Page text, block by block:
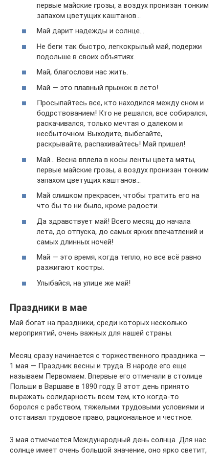
первые майские грозы, а воздух пронизан тонким
запахом цветущих каштанов…
Май дарит надежды и солнце…
Не беги так быстро, легкокрылый май, подержи
подольше в своих объятиях.
Май, благослови нас жить.
Май ― это плавный прыжок в лето!
Просыпайтесь все, кто находился между сном и
бодрствованием! Кто не решался, все собирался,
раскачивался, только мечтая о далеком и
несбыточном. Выходите, выбегайте,
раскрывайте, распахивайтесь! Май пришел!
Май… Весна вплела в косы ленты цвета мяты,
первые майские грозы, а воздух пронизан тонким
запахом цветущих каштанов…
Май слишком прекрасен, чтобы тратить его на
что бы то ни было, кроме радости.
Да здравствует май! Всего месяц до начала
лета, до отпуска, до самых ярких впечатлений и
самых длинных ночей!
Май — это время, когда тепло, но все всё равно
разжигают костры.
Улыбайся, на улице же май!
Праздники в мае
Май богат на праздники, среди которых несколько
мероприятий, очень важных для нашей страны.
Месяц сразу начинается с торжественного праздника —
1 мая — Праздник весны и труда. В народе его еще
называем Первомаем. Впервые его отмечали в столице
Польши в Варшаве в 1890 году. В этот день принято
выражать солидарность всем тем, кто когда-то
боролся с рабством, тяжелыми трудовыми условиями и
отстаивал трудовое право, рациональное и честное.
3 мая отмечается Международный день солнца. Для нас
солнце имеет очень большой значение, оно ярко светит,